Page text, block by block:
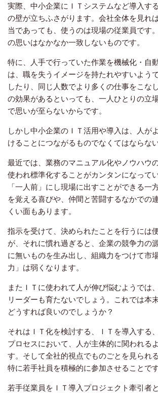
実際、中小企業にＩＴシステムなど導入す
の壁が立ちふさがります。会社全体を見れ
当であっても、使うのは現場の従業員です
の思いはなかなか一致しないものです。
特に、人手で行っていた作業を機械化・自
は、職を失うイメージを持たれやすいよう
したり、同じ人数でより多くの仕事をこな
の効果があるといっても、一人ひとりの立
で思いが至らないからです。
しかし中小企業のＩＴ活用や導入は、人が
けることにつながるものでなくてはならな
最近では、業務のマニュアル化やノウハウ
使われ標準化することがカンタンになって
「一人前」にし現場に出すことができる一
を覚える喜びや、仲間と苦闘するなかでの
くい面もあります。
指示を受けて、決められたことを行うには
が、それに慣れ過ぎると、企業の競争力の
に無いものを生み出し、組織力をつけて市
力」は弱くなります。
またＩＴに使われて人が伸び悩むようでは
リーダーも育たないでしょう。これでは本
どうすれば良いのでしょうか？
それはＩＴ化を検討する、ＩＴを導入する
プロセスにおいて、人が主体的に関われる
す。そして全社的視点でものごとを見られ
特に若手社員を積極的に参加させることです
若手従業員をＩＴ導入プロジェクト牽引者